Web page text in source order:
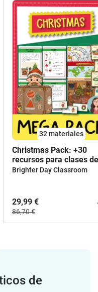
32 materiales
Christmas Pack: +30
recursos para clases de
inglés
Brighter Day Classroom
29,99 €
86,70 €
de